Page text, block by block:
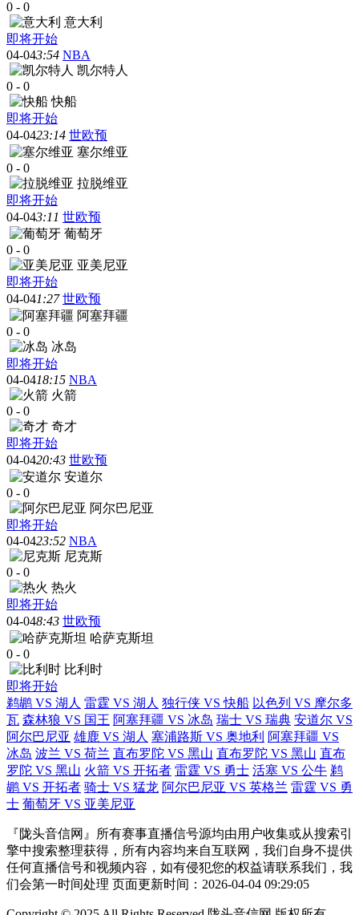
0 - 0
意大利
即将开始
04-043:54 NBA
凯尔特人
0 - 0
快船
即将开始
04-0423:14 世欧预
塞尔维亚
0 - 0
拉脱维亚
即将开始
04-043:11 世欧预
葡萄牙
0 - 0
亚美尼亚
即将开始
04-041:27 世欧预
阿塞拜疆
0 - 0
冰岛
即将开始
04-0418:15 NBA
火箭
0 - 0
奇才
即将开始
04-0420:43 世欧预
安道尔
0 - 0
阿尔巴尼亚
即将开始
04-0423:52 NBA
尼克斯
0 - 0
热火
即将开始
04-048:43 世欧预
哈萨克斯坦
0 - 0
比利时
即将开始
鹈鹕 VS 湖人 雷霆 VS 湖人 独行侠 VS 快船 以色列 VS 摩尔多
瓦 森林狼 VS 国王 阿塞拜疆 VS 冰岛 瑞士 VS 瑞典 安道尔 VS
阿尔巴尼亚 雄鹿 VS 湖人 塞浦路斯 VS 奥地利 阿塞拜疆 VS
冰岛 波兰 VS 荷兰 直布罗陀 VS 黑山 直布罗陀 VS 黑山 直布
罗陀 VS 黑山 火箭 VS 开拓者 雷霆 VS 勇士 活塞 VS 公牛 鹈
鹕 VS 开拓者 骑士 VS 猛龙 阿尔巴尼亚 VS 英格兰 雷霆 VS 勇
士 葡萄牙 VS 亚美尼亚
『陇头音信网』所有赛事直播信号源均由用户收集或从搜索引
擎中搜索整理获得，所有内容均来自互联网，我们自身不提供
任何直播信号和视频内容，如有侵犯您的权益请联系我们，我
们会第一时间处理 页面更新时间：2026-04-04 09:29:05